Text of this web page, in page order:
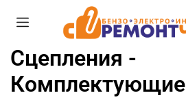
Сцепления -
Комплектующие